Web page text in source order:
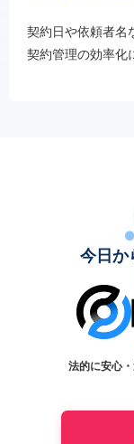
契約日や依頼者名
契約管理の効率化
今日か
法的に安心